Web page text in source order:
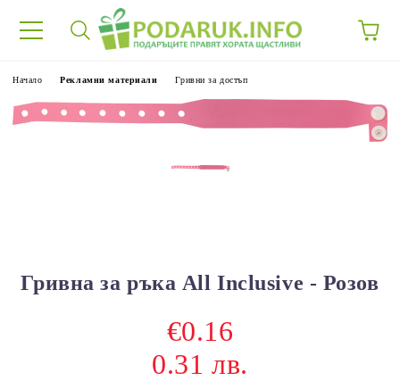
Начало Рекламни материали Гривни за достъп
Гривна за ръка All Inclusive - Розов
€0.16
0.31 лв.